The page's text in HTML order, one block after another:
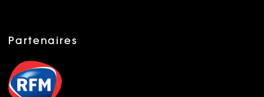
Partenaires